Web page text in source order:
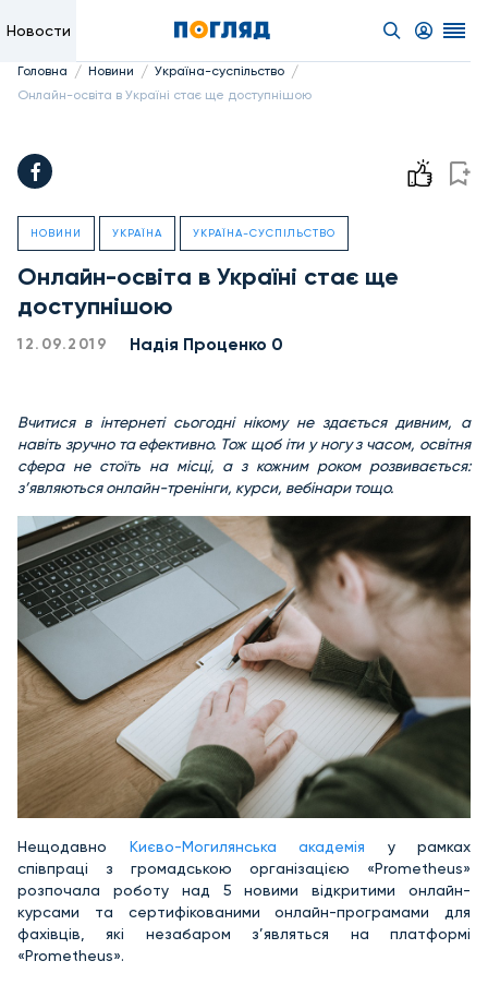
Новости
Головна / Новини / Україна-суспільство /
Онлайн-освіта в Україні стає ще доступнішою
НОВИНИ УКРАЇНА УКРАЇНА-СУСПІЛЬСТВО
Онлайн-освіта в Україні стає ще
доступнішою
12.09.2019 Надiя Проценко 0
Вчитися в інтернеті сьогодні нікому не здається дивним, а
навіть зручно та ефективно. Тож щоб іти у ногу з часом, освітня
сфера не стоїть на місці, а з кожним роком розвивається:
з’являються онлайн-тренінги, курси, вебінари тощо.
Нещодавно Києво-Могилянська академія у рамках
співпраці з громадською організацією «Prometheus»
розпочала роботу над 5 новими відкритими онлайн-
курсами та сертифікованими онлайн-програмами для
фахівців, які незабаром з’являться на платформі
«Prometheus».